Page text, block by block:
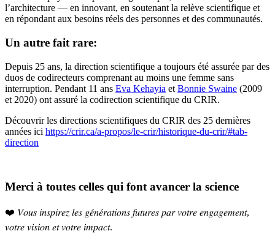
l’architecture — en innovant, en soutenant la relève scientifique et
en répondant aux besoins réels des personnes et des communautés.
Un autre fait rare:
Depuis 25 ans, la direction scientifique a toujours été assurée par des
duos de codirecteurs comprenant au moins une femme sans
interruption. Pendant 11 ans Eva Kehayia et Bonnie Swaine (2009
et 2020) ont assuré la codirection scientifique du CRIR.
Découvrir les directions scientifiques du CRIR des 25 dernières
années ici https://crir.ca/a-propos/le-crir/historique-du-crir/#tab-
direction
Merci à toutes celles qui font avancer la science
❤️ 𝑉𝑜𝑢𝑠 𝑖𝑛𝑠𝑝𝑖𝑟𝑒𝑧 𝑙𝑒𝑠 𝑔𝑒́𝑛𝑒́𝑟𝑎𝑡𝑖𝑜𝑛𝑠 𝑓𝑢𝑡𝑢𝑟𝑒𝑠 𝑝𝑎𝑟 𝑣𝑜𝑡𝑟𝑒 𝑒𝑛𝑔𝑎𝑔𝑒𝑚𝑒𝑛𝑡,
𝑣𝑜𝑡𝑟𝑒 𝑣𝑖𝑠𝑖𝑜𝑛 𝑒𝑡 𝑣𝑜𝑡𝑟𝑒 𝑖𝑚𝑝𝑎𝑐𝑡.